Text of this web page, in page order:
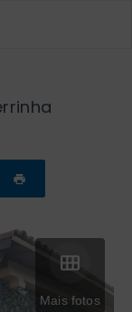
Mais fotos